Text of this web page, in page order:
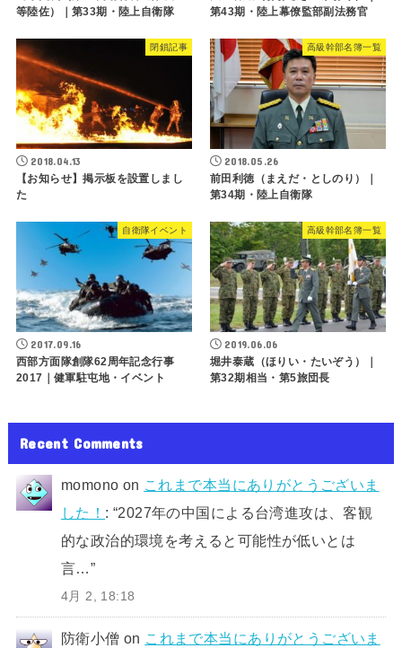
等陸佐）｜第33期・陸上自衛隊
第43期・陸上幕僚監部副法務官
閉鎖記事
2018.04.13
【お知らせ】掲示板を設置しまし
た
高級幹部名簿一覧
2018.05.26
前田利徳（まえだ・としのり）｜
第34期・陸上自衛隊
自衛隊イベント
2017.09.16
西部方面隊創隊62周年記念行事
2017｜健軍駐屯地・イベント
高級幹部名簿一覧
2019.06.06
堀井泰蔵（ほりい・たいぞう）｜
第32期相当・第5旅団長
Recent Comments
momono on これまで本当にありがとうございま
した！ : “2027年の中国による台湾進攻は、客観
的な政治的環境を考えると可能性が低いとは
言…”
4月 2, 18:18
防衛小僧 on これまで本当にありがとうございま